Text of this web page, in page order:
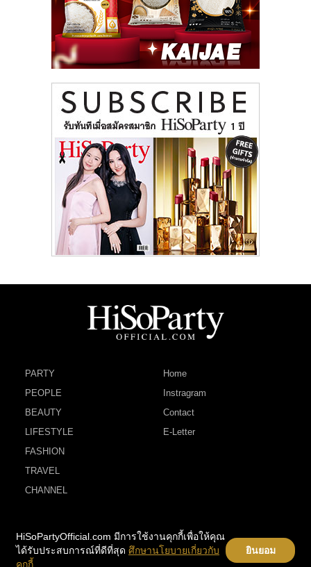
PARTY
PEOPLE
BEAUTY
LIFESTYLE
FASHION
TRAVEL
CHANNEL
Home
Instragram
Contact
E-Letter
HiSoPartyOfficial.com มีการใช้งานคุกกี้เพื่อให้คุณ
ได้รับประสบการณ์ที่ดีที่สุด ศึกษานโยบายเกี่ยวกับ
คุกกี้
ยินยอม